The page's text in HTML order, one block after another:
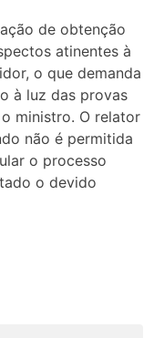
de obtenção
atinentes à
o que demanda
à luz das provas
ministro. O relator
não é permitida
o processo
o devido